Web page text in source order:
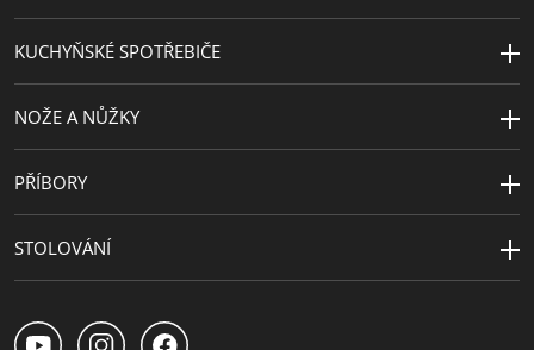
KUCHYŇSKÉ SPOTŘEBIČE
NOŽE A NŮŽKY
PŘÍBORY
STOLOVÁNÍ